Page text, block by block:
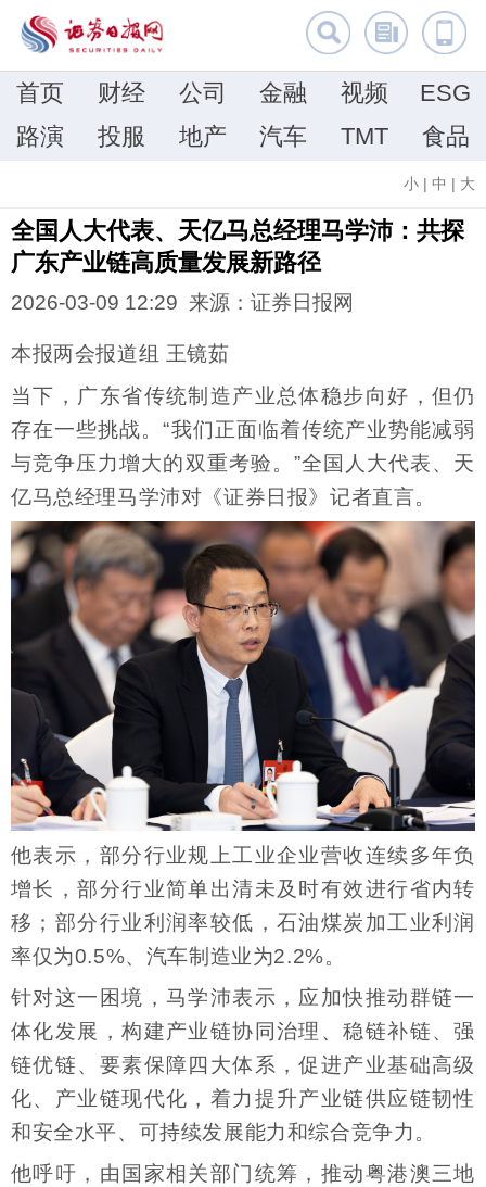
首页 财经 公司 金融 视频
ESG
路演
投服 地产 汽车 TMT 食品
小 | 中 | 大
全国人大代表、天亿马总经理马学沛：共探
广东产业链高质量发展新路径
2026-03-09 12:29 来源：证券日报网
本报两会报道组 王镜茹
当下，广东省传统制造产业总体稳步向好，但仍
存在一些挑战。“我们正面临着传统产业势能减弱
与竞争压力增大的双重考验。”全国人大代表、天
亿马总经理马学沛对《证券日报》记者直言。
他表示，部分行业规上工业企业营收连续多年负
增长，部分行业简单出清未及时有效进行省内转
移；部分行业利润率较低，石油煤炭加工业利润
率仅为0.5%、汽车制造业为2.2%。
针对这一困境，马学沛表示，应加快推动群链一
体化发展，构建产业链协同治理、稳链补链、强
链优链、要素保障四大体系，促进产业基础高级
化、产业链现代化，着力提升产业链供应链韧性
和安全水平、可持续发展能力和综合竞争力。
他呼吁，由国家相关部门统筹，推动粤港澳三地